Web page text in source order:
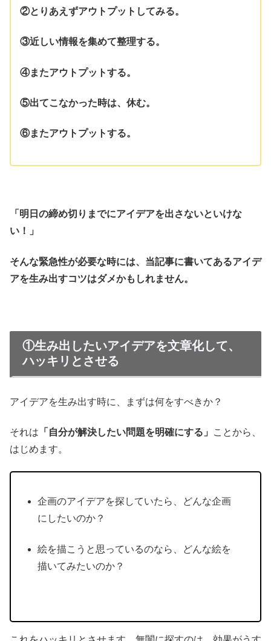
②とりあえずアウトプットしてみる。
③近しい情報を集めて整理する。
④またアウトプットする。
⑤出てこなかった時は、休む。
⑥またアウトプットする。
「明日の締め切りまでにアイデアを出さないといけな
い！」
そんな緊急性が必要な時には、当記事に書いてあるアイデ
アを生み出すコツはダメかもしれません。
①生み出したいアイデアを文章化して、
ハッキリとさせる
アイデアを生み出す時に、まずは何をすべきか？
それは 「自分が解決したい問題を明確にする」
ことから、
はじめます。
企画のアイデアを探していたら、どんな企画
にしたいのか？
絵を描こうと思っているのなら、どんな絵を
描いてみたいのか？